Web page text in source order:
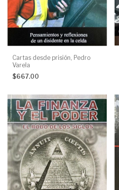
Cartas desde prisión, Pedro
Varela
$667.00